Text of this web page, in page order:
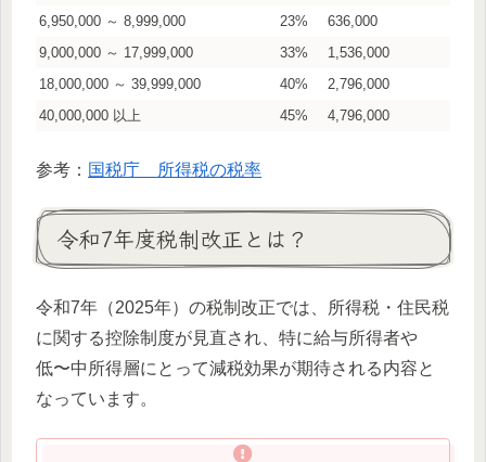
6,950,000 ～ 8,999,000
23%
636,000
9,000,000 ～ 17,999,000
33%
1,536,000
18,000,000 ～ 39,999,000
40%
2,796,000
40,000,000 以上
45% 4,796,000
参考： 国税庁 所得税の税率
令和7年度税制改正とは？
令和7年（2025年）の税制改正では、所得税・住民税
に関する控除制度が見直され、特に給与所得者や
低〜中所得層にとって減税効果が期待される内容と
なっています。